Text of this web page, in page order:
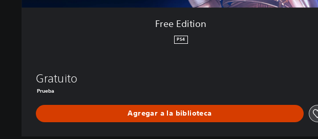
Free Edition
PS4
Gratuito
Prueba
Agregar a la biblioteca